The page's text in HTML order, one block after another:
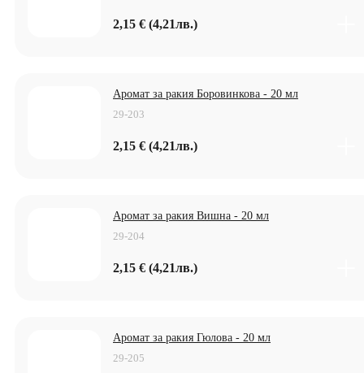
2,15 € (4,21лв.)
Аромат за ракия Боровинкова - 20 мл
29-203
2,15 € (4,21лв.)
Аромат за ракия Вишна - 20 мл
29-204
2,15 € (4,21лв.)
Аромат за ракия Гюлова - 20 мл
29-205